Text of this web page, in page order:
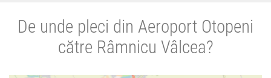
De unde pleci din Aeroport Otopeni
către Râmnicu Vâlcea?